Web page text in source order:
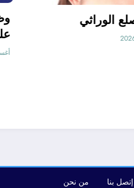
علاج الصلع الوراثي
إتصل بنا من نحن